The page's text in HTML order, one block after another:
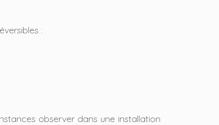
:
observer dans une installation